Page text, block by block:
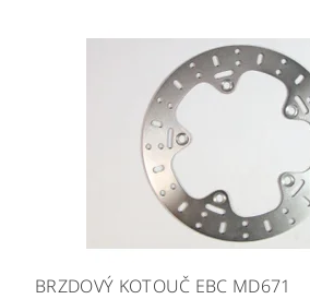
BRZDOVÝ KOTOUČ EBC MD671